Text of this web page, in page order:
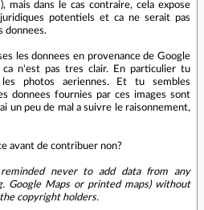
mais dans le cas contraire, cela expose
potentiels et ca ne serait pas
donnees.
les donnees en provenance de Google
ca n'est pas tres clair. En particulier tu
photos aeriennes. Et tu sembles
donnees fournies par ces images sont
un peu de mal a suivre le raisonnement,
avant de contribuer non?
never to add data from any
Google Maps or printed maps) without
copyright holders.